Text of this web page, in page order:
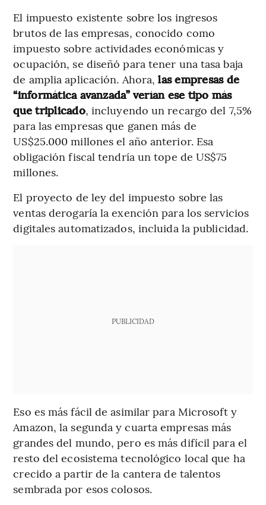
El impuesto existente sobre los ingresos
brutos de las empresas, conocido como
impuesto sobre actividades económicas y
ocupación, se diseñó para tener una tasa baja
de amplia aplicación. Ahora, las empresas de
“informática avanzada” verían ese tipo más
que triplicado, incluyendo un recargo del 7,5%
para las empresas que ganen más de
US$25.000 millones el año anterior. Esa
obligación fiscal tendría un tope de US$75
millones.
El proyecto de ley del impuesto sobre las
ventas derogaría la exención para los servicios
digitales automatizados, incluida la publicidad.
PUBLICIDAD
Eso es más fácil de asimilar para Microsoft y
Amazon, la segunda y cuarta empresas más
grandes del mundo, pero es más difícil para el
resto del ecosistema tecnológico local que ha
crecido a partir de la cantera de talentos
sembrada por esos colosos.